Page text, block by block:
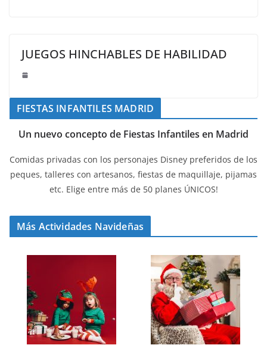
JUEGOS HINCHABLES DE HABILIDAD
FIESTAS INFANTILES MADRID
Un nuevo concepto de Fiestas Infantiles en Madrid
Comidas privadas con los personajes Disney preferidos de los
peques, talleres con artesanos, fiestas de maquillaje, pijamas
etc. Elige entre más de 50 planes ÚNICOS!
Más Actividades Navideñas